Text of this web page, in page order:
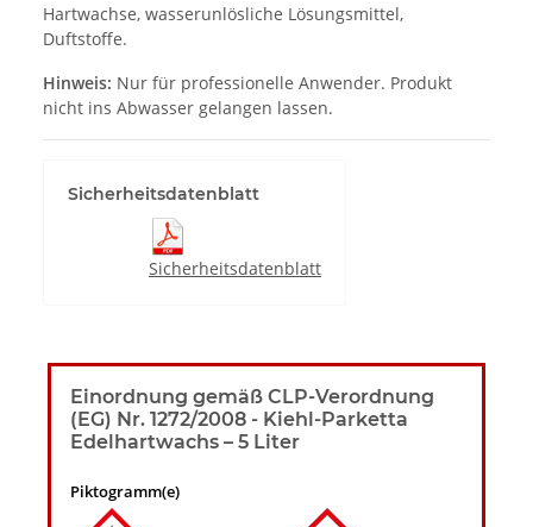
Hartwachse, wasserunlösliche Lösungsmittel,
Duftstoffe.
Hinweis: Nur für professionelle Anwender. Produkt
nicht ins Abwasser gelangen lassen.
Sicherheitsdatenblatt
Sicherheitsdatenblatt
Einordnung gemäß CLP-Verordnung
(EG) Nr. 1272/2008 - Kiehl-Parketta
Edelhartwachs – 5 Liter
Piktogramm(e)